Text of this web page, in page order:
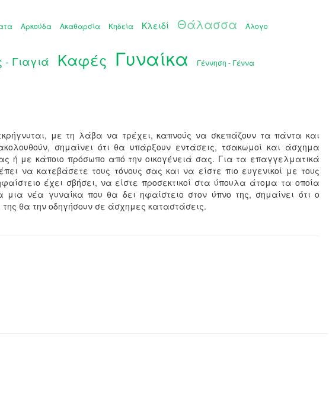
Αρκούδα Ακαθαρσία Κηδεία Κλειδί Θάλασσα Άλογο
Γιαγιά Καφές Γυναίκα Γέννηση - Γέννα
με τη λάβα να τρέχει, καπνούς να σκεπάζουν τα πάντα και
σημαίνει ότι θα υπάρξουν εντάσεις, τσακωμοί και άσχημα
ή με κάποιο πρόσωπο από την οικογένειά σας. Για τα επαγγελματικά
να κατεβάσετε τους τόνους σας και να είστε πιο ευγενικοί με τους
έχει σβήσει, να είστε προσεκτικοί στα ύπουλα άτομα τα οποία
μια νέα γυναίκα που θα δει ηφαίστειο στον ύπνο της, σημαίνει ότι ο
θα την οδηγήσουν σε άσχημες καταστάσεις.